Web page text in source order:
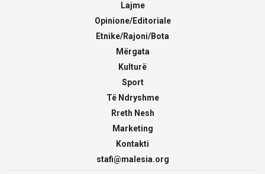
Lajme
Opinione/Editoriale
Etnike/Rajoni/Bota
Mërgata
Kulturë
Sport
Të Ndryshme
Rreth Nesh
Marketing
Kontakti
stafi@malesia.org